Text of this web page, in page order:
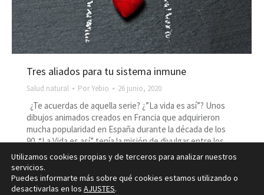
Tres aliados para tu sistema inmune
Salud natural PorYebio 26 junio, 2020
¿Te acuerdas de aquella serie? ¿”La vida es así”? Unos
dibujos animados creados en Francia que adquirieron
mucha popularidad en España durante la década de los
90. “La Vida es así” tenía la misión de divulgar entre los
niños hábitos de salud y enseñaba el interior del cuerpo
humano y su funcionamiento convirtiendo cosas…
Utilizamos cookies propias y de terceros para analizar nuestros
servicios.
Puedes informarte más sobre qué cookies estamos utilizando o
desactivarlas en los AJUSTES.